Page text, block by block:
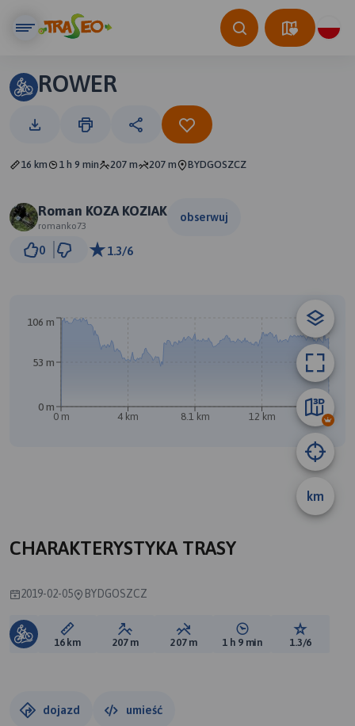
ROWER
16 km 1 h 9 min 207 m 207 m BYDGOSZCZ
Roman KOZA KOZIAK
romanko73
obserwuj
0 1.3/6
B
km
0 m 4 km 8.1 km 12 km 16 km
0 m
53 m
106 m
CHARAKTERYSTYKA TRASY
2019-02-05 BYDGOSZCZ
Długość trasy:
16 km Suma przewyższeń:
207 m Suma spadków:
207 m Średni czas potrzebny
1 h 9 min Ocena
1.3/6
dojazd umieść